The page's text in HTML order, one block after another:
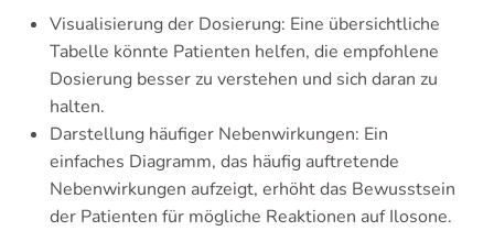
Visualisierung der Dosierung: Eine übersichtliche
Tabelle könnte Patienten helfen, die empfohlene
Dosierung besser zu verstehen und sich daran zu
halten.
Darstellung häufiger Nebenwirkungen: Ein
einfaches Diagramm, das häufig auftretende
Nebenwirkungen aufzeigt, erhöht das Bewusstsein
der Patienten für mögliche Reaktionen auf Ilosone.